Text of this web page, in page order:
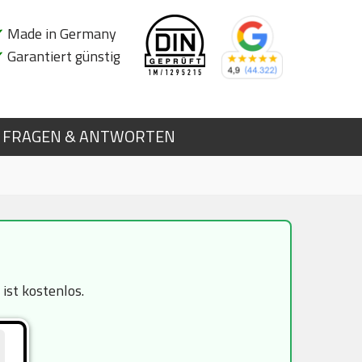
Made in Germany
Garantiert günstig
FRAGEN & ANTWORTEN
kostenlos.